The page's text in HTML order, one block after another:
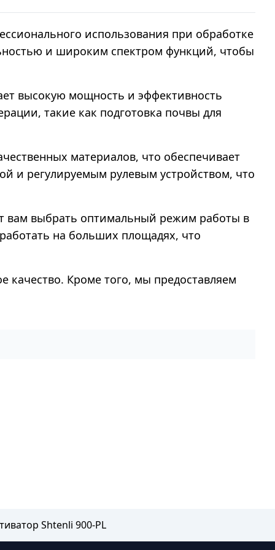
использования при обработке
и широким спектром функций, чтобы
высокую мощность и эффективность
такие как подготовка почвы для
материалов, что обеспечивает
и регулируемым рулевым устройством, что
вам выбрать оптимальный режим работы в
на больших площадях, что
качество. Кроме того, мы предоставляем
Shtenli 900-PL